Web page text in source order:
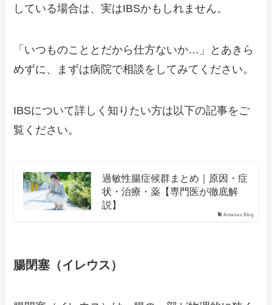
している場合は、実はIBSかもしれません。
「いつものこととだから仕方ないか…」とあきら
めずに、まずは病院で相談をしてみてください。
IBSについて詳しく知りたい方は以下の記事をご
覧ください。
Amanex Blog
過敏性腸症候群まとめ｜原因・症
状・治療・薬【専門医が徹底解
説】
腸閉塞（イレウス）